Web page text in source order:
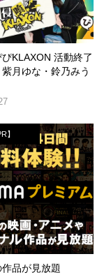
KLAXON 活動終了
月ゆな・鈴乃みう
】
品が見放題